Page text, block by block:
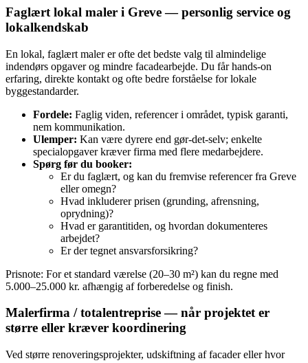
Faglært lokal maler i Greve — personlig service og
lokalkendskab
En lokal, faglært maler er ofte det bedste valg til almindelige
indendørs opgaver og mindre facadearbejde. Du får hands‑on
erfaring, direkte kontakt og ofte bedre forståelse for lokale
byggestandarder.
Fordele: Faglig viden, referencer i området, typisk garanti,
nem kommunikation.
Ulemper: Kan være dyrere end gør‑det‑selv; enkelte
specialopgaver kræver firma med flere medarbejdere.
Spørg før du booker:
Er du faglært, og kan du fremvise referencer fra Greve
eller omegn?
Hvad inkluderer prisen (grunding, afrensning,
oprydning)?
Hvad er garantitiden, og hvordan dokumenteres
arbejdet?
Er der tegnet ansvarsforsikring?
Prisnote: For et standard værelse (20–30 m²) kan du regne med
5.000–25.000 kr. afhængig af forberedelse og finish.
Malerfirma / totalentreprise — når projektet er
større eller kræver koordinering
Ved større renoveringsprojekter, udskiftning af facader eller hvor